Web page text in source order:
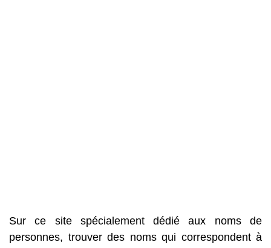
Sur ce site spécialement dédié aux noms de
personnes, trouver des noms qui correspondent à